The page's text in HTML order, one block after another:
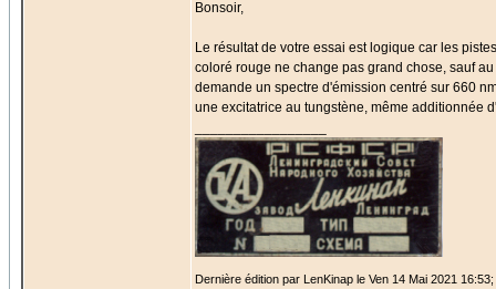
Bonsoir,
Le résultat de votre essai est logique car les
coloré rouge ne change pas grand chose, sauf
demande un spectre d'émission centré sur 660
une excitatrice au tungstène, même additionnée
Dernière édition par LenKinap le Ven 14 Mai 2021